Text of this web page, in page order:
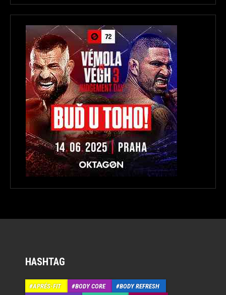
HASHTAG
APRÉS-FIT BODY CORE
BODY REFRESH